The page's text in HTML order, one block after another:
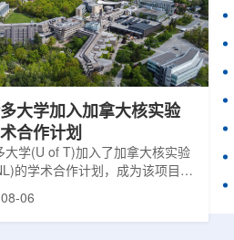
子器件的性能和寿命。(图片由
提供。)微电子器件广泛用于
机、笔记本电脑、安全通信和人
大学加入加拿大核实验
合作计划
大学(U of T)加入了加拿大核实验
的学术合作计划，成为该项目中
家参与机构。这项举措旨在加强
06